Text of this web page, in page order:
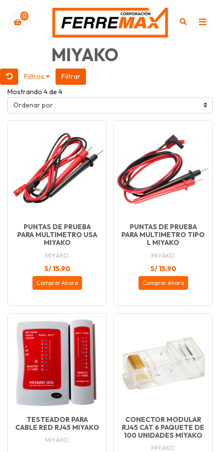
0
MIYAKO
Filtros
Filtrar
Mostrando 4 de 4
PUNTAS DE PRUEBA
PARA MULTIMETRO USA
MIYAKO
MIYAKO
S/ 15.90
Comprar Ahora
PUNTAS DE PRUEBA
PARA MULTIMETRO TIPO
L MIYAKO
MIYAKO
S/ 15.90
Comprar Ahora
TESTEADOR PARA
CABLE RED RJ45 MIYAKO
MIYAKO
CONECTOR MODULAR
RJ45 CAT 6 PAQUETE DE
100 UNIDADES MIYAKO
MIYAKO